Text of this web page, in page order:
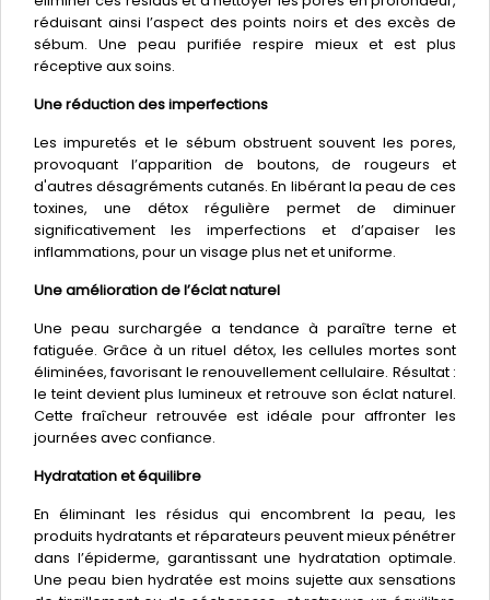
réduisant ainsi l’aspect des points noirs et des excès de
sébum. Une peau purifiée respire mieux et est plus
réceptive aux soins.
Une réduction des imperfections
Les impuretés et le sébum obstruent souvent les pores,
provoquant l’apparition de boutons, de rougeurs et
d'autres désagréments cutanés. En libérant la peau de ces
toxines, une détox régulière permet de diminuer
significativement les imperfections et d’apaiser les
inflammations, pour un visage plus net et uniforme.
Une amélioration de l’éclat naturel
Une peau surchargée a tendance à paraître terne et
fatiguée. Grâce à un rituel détox, les cellules mortes sont
éliminées, favorisant le renouvellement cellulaire. Résultat :
le teint devient plus lumineux et retrouve son éclat naturel.
Cette fraîcheur retrouvée est idéale pour affronter les
journées avec confiance.
Hydratation et équilibre
En éliminant les résidus qui encombrent la peau, les
produits hydratants et réparateurs peuvent mieux pénétrer
dans l’épiderme, garantissant une hydratation optimale.
Une peau bien hydratée est moins sujette aux sensations